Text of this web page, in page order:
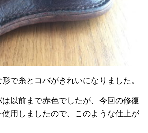
で糸とコバがきれいになりました。
以前まで赤色でしたが、今回の修復
用しましたので、このような仕上が